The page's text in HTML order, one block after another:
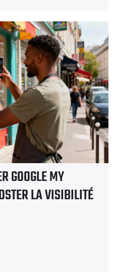
GOOGLE MY
LA VISIBILITÉ